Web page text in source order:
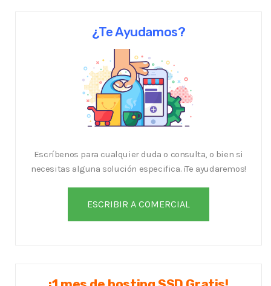
¿Te Ayudamos?
Escríbenos para cualquier duda o consulta, o bien si
necesitas alguna solución especifica. ¡Te ayudaremos!